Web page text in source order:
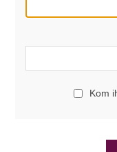
Kom